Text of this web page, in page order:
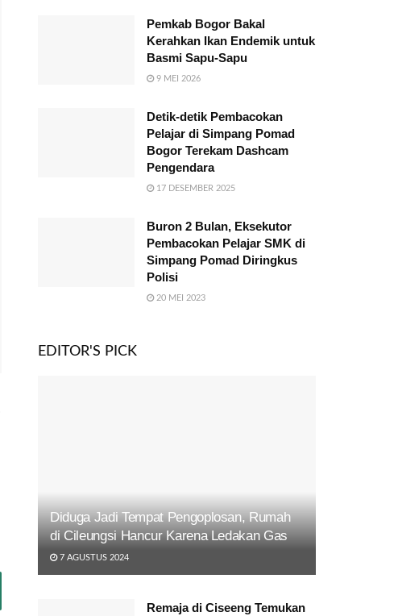
Pemkab Bogor Bakal
Kerahkan Ikan Endemik untuk
Basmi Sapu-Sapu
9 MEI 2026
Detik-detik Pembacokan
Pelajar di Simpang Pomad
Bogor Terekam Dashcam
Pengendara
17 DESEMBER 2025
Buron 2 Bulan, Eksekutor
Pembacokan Pelajar SMK di
Simpang Pomad Diringkus
Polisi
20 MEI 2023
EDITOR'S PICK
Diduga Jadi Tempat Pengoplosan, Rumah
di Cileungsi Hancur Karena Ledakan Gas
7 AGUSTUS 2024
Remaja di Ciseeng Temukan